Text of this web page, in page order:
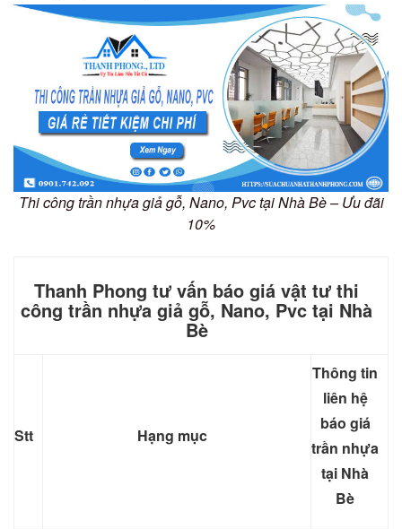
Thi công trần nhựa giả gỗ, Nano, Pvc tại Nhà Bè – Ưu đãi
10%
Thanh Phong tư vấn báo giá vật tư thi
công trần nhựa giả gỗ, Nano, Pvc tại Nhà
Bè
Stt Hạng mục
Thông tin
liên hệ
báo giá
trần nhựa
tại Nhà
Bè